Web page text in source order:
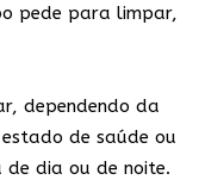
pede para limpar,
dependendo da
de saúde ou
de dia ou de noite.